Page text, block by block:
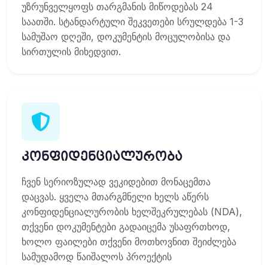
უზრუნველყოფს თარგმანის მიწოდებას 24
საათში. სტანდარტული შეკვეთები სრულდება 1-3
სამუშაო დღეში, დოკუმენტის მოცულობისა და
სირთულის მიხედვით.
კონფიდენციალურობა
ჩვენ სერიოზულად ვეკიდებით მონაცემთა
დაცვას. ყველა მთარგმნელი ხელს აწერს
კონფიდენციალურობის ხელშეკრულებას (NDA),
თქვენი დოკუმენტები გადაიცემა უსაფრთხოდ,
ხოლო ფაილები თქვენი მოთხოვნით შეიძლება
სამუდამოდ წაიშალოს პროექტის